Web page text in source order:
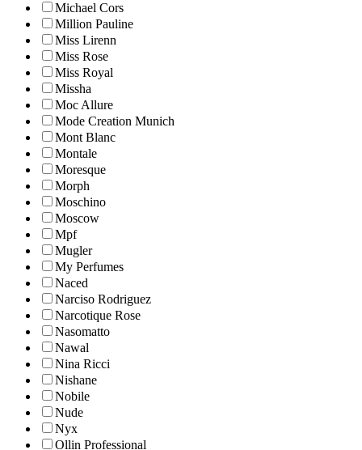
Michael Cors
Million Pauline
Miss Lirenn
Miss Rose
Miss Royal
Missha
Moc Allure
Mode Creation Munich
Mont Blanc
Montale
Moresque
Morph
Moschino
Moscow
Mpf
Mugler
My Perfumes
Naced
Narciso Rodriguez
Narcotique Rose
Nasomatto
Nawal
Nina Ricci
Nishane
Nobile
Nude
Nyx
Ollin Professional